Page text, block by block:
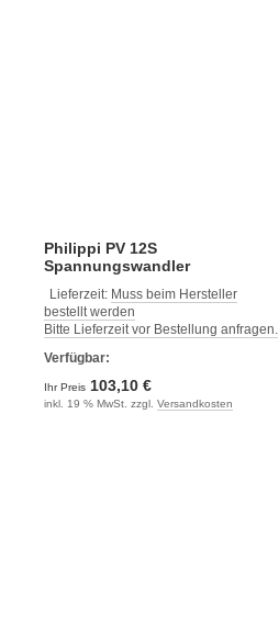
Philippi PV 12S
Spannungswandler
Lieferzeit: Muss beim Hersteller
bestellt werden
Bitte Lieferzeit vor Bestellung anfragen.
Verfügbar:
Ihr Preis 103,10 €
inkl. 19 % MwSt. zzgl. Versandkosten